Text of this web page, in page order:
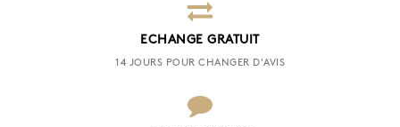
ECHANGE GRATUIT
14 JOURS POUR CHANGER D'AVIS